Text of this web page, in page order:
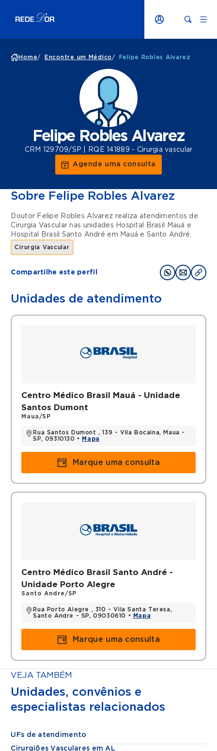
Home/ Encontre um Médico / Felipe Robles Alvarez
Felipe Robles Alvarez
CRM 129709/SP | RQE 141889 - Cirurgia vascular
Agende uma consulta
Sobre Felipe Robles Alvarez
Doutor Felipe Robles Alvarez realiza atendimentos de
Cirurgia Vascular nas unidades Hospital Brasil Mauá e
Hospital Brasil Santo André em Mauá eSanto André.
Cirurgia Vascular
Compartilhe este perfil
Unidades de atendimento
Centro Médico Brasil Mauá - Unidade
Santos Dumont
Maua/SP
Rua Santos Dumont , 139 - Vila Bocaina, Maua -
SP, 09310130 •
Mapa
Marque uma consulta
Centro Médico Brasil Santo André -
Unidade Porto Alegre
Santo Andre/SP
Rua Porto Alegre , 310 - Vila Santa Teresa,
Santo Andre - SP, 09030610 •
Mapa
Marque uma consulta
VEJA TAMBÉM
Unidades, convênios e
especialistas relacionados
UFs de atendimento
Cirurgiões Vasculares em AL